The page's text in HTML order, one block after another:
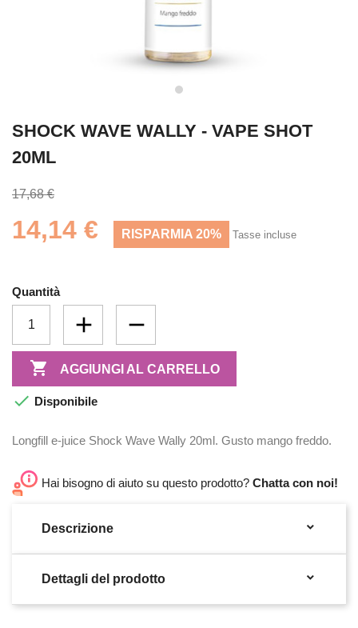
SHOCK WAVE WALLY - VAPE SHOT
20ML
17,68 €
14,14 € RISPARMIA 20% Tasse incluse
Quantità
 AGGIUNGI AL CARRELLO
 Disponibile
Longfill e-juice Shock Wave Wally 20ml. Gusto mango freddo.
Hai bisogno di aiuto su questo prodotto? Chatta con noi!
Descrizione 
Dettagli del prodotto 